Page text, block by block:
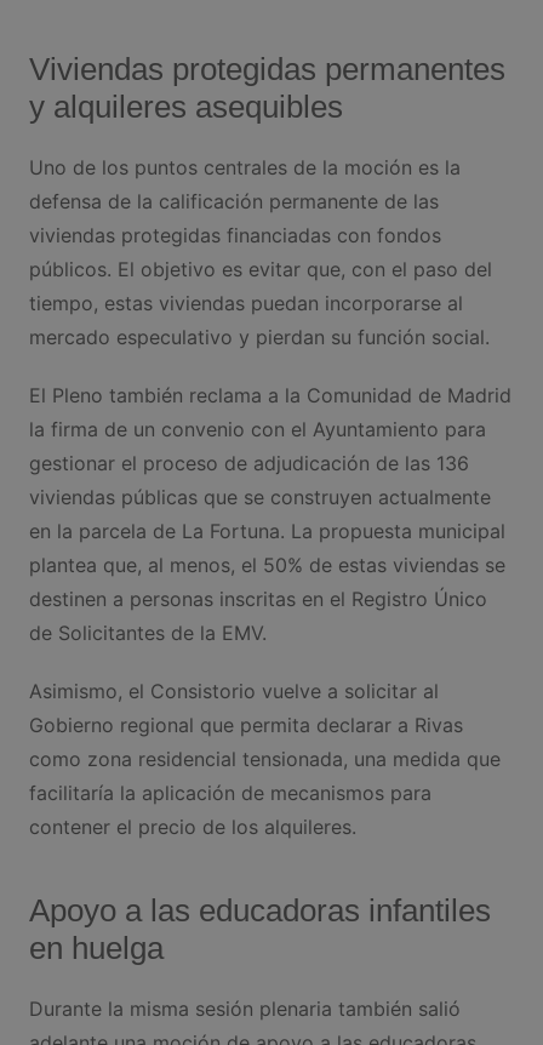
Viviendas protegidas permanentes
y alquileres asequibles
Uno de los puntos centrales de la moción es la
defensa de la calificación permanente de las
viviendas protegidas financiadas con fondos
públicos. El objetivo es evitar que, con el paso del
tiempo, estas viviendas puedan incorporarse al
mercado especulativo y pierdan su función social.
El Pleno también reclama a la Comunidad de Madrid
la firma de un convenio con el Ayuntamiento para
gestionar el proceso de adjudicación de las 136
viviendas públicas que se construyen actualmente
en la parcela de La Fortuna. La propuesta municipal
plantea que, al menos, el 50% de estas viviendas se
destinen a personas inscritas en el Registro Único
de Solicitantes de la EMV.
Asimismo, el Consistorio vuelve a solicitar al
Gobierno regional que permita declarar a Rivas
como zona residencial tensionada, una medida que
facilitaría la aplicación de mecanismos para
contener el precio de los alquileres.
Apoyo a las educadoras infantiles
en huelga
Durante la misma sesión plenaria también salió